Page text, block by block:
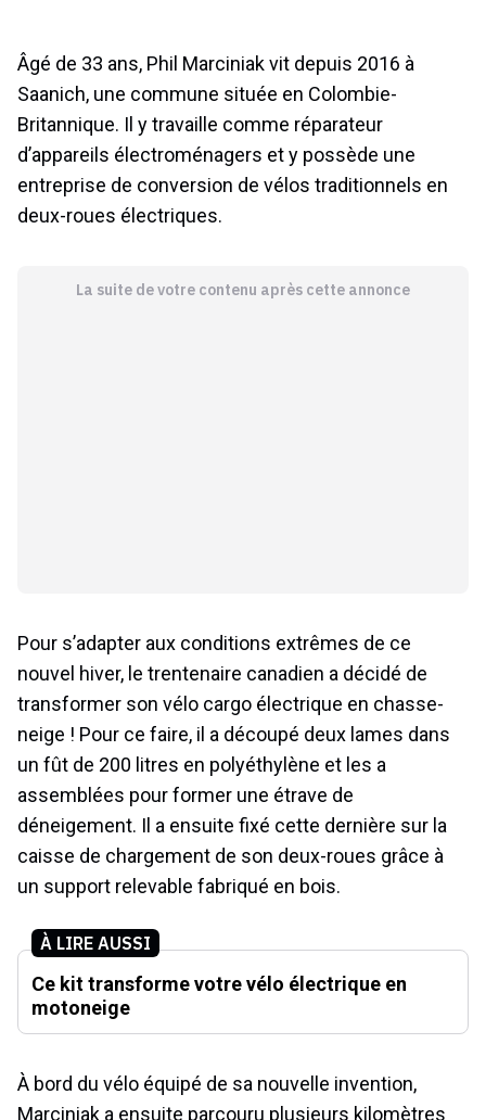
Âgé de 33 ans, Phil Marciniak vit depuis 2016 à
Saanich, une commune située en Colombie-
Britannique. Il y travaille comme réparateur
d’appareils électroménagers et y possède une
entreprise de conversion de vélos traditionnels en
deux-roues électriques.
La suite de votre contenu après cette annonce
Pour s’adapter aux conditions extrêmes de ce
nouvel hiver, le trentenaire canadien a décidé de
transformer son vélo cargo électrique en chasse-
neige ! Pour ce faire, il a découpé deux lames dans
un fût de 200 litres en polyéthylène et les a
assemblées pour former une étrave de
déneigement. Il a ensuite fixé cette dernière sur la
caisse de chargement de son deux-roues grâce à
un support relevable fabriqué en bois.
À LIRE AUSSI
Ce kit transforme votre vélo électrique en
motoneige
À bord du vélo équipé de sa nouvelle invention,
Marciniak a ensuite parcouru plusieurs kilomètres